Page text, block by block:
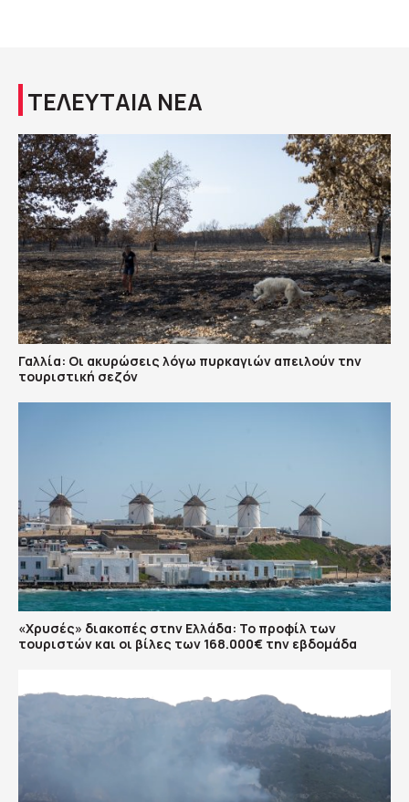
ΤΕΛΕΥΤΑΙΑ ΝΕΑ
Γαλλία: Οι ακυρώσεις λόγω πυρκαγιών απειλούν την
τουριστική σεζόν
«Χρυσές» διακοπές στην Ελλάδα: Το προφίλ των
τουριστών και οι βίλες των 168.000€ την εβδομάδα